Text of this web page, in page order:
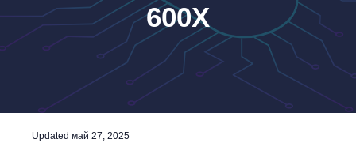
600X
Updated май 27, 2025